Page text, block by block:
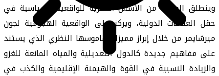
وينطلق المؤلف من الأسس النظرية للواقعية السياسية في
حقل العلاقات الدولية، ويركز على الواقعية الهجومية لجون
ميرشايمر من خلال إبراز مميزات قاموسها النظري الذي يستند
على مفاهيم جديدة كالدول التعديلية والمياه المانعة للغزو
والزيادة النسبية في القوة والهيمنة الإقليمية والكذب في